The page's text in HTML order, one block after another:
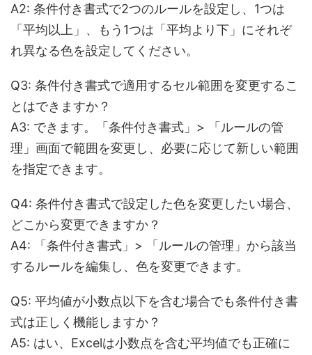
A2: 条件付き書式で2つのルールを設定し、1つは
「平均以上」、もう1つは「平均より下」にそれぞ
れ異なる色を設定してください。
Q3: 条件付き書式で適用するセル範囲を変更するこ
とはできますか？
A3: できます。「条件付き書式」> 「ルールの管
理」画面で範囲を変更し、必要に応じて新しい範囲
を指定できます。
Q4: 条件付き書式で設定した色を変更したい場合、
どこから変更できますか？
A4: 「条件付き書式」> 「ルールの管理」から該当
するルールを編集し、色を変更できます。
Q5: 平均値が小数点以下を含む場合でも条件付き書
式は正しく機能しますか？
A5: はい、Excelは小数点を含む平均値でも正確に